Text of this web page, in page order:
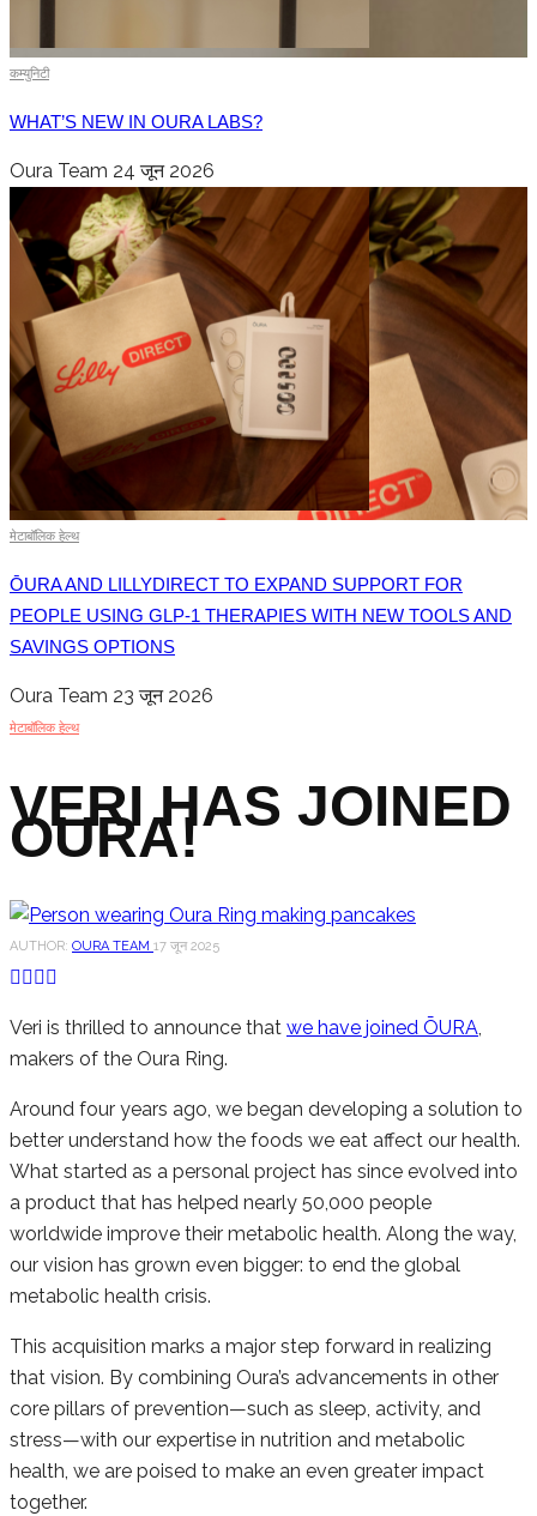
कम्युनिटी
WHAT’S NEW IN OURA LABS?
Oura Team 24 जून 2026
मेटाबॉलिक हेल्थ
ŌURA AND LILLYDIRECT TO EXPAND SUPPORT FOR
PEOPLE USING GLP-1 THERAPIES WITH NEW TOOLS AND
SAVINGS OPTIONS
Oura Team 23 जून 2026
मेटाबॉलिक हेल्थ
VERI HAS JOINED
OURA!
AUTHOR: OURA TEAM 17 जून 2025
Veri is thrilled to announce that we have joined ŌURA,
makers of the Oura Ring.
Around four years ago, we began developing a solution to
better understand how the foods we eat affect our health.
What started as a personal project has since evolved into
a product that has helped nearly 50,000 people
worldwide improve their metabolic health. Along the way,
our vision has grown even bigger: to end the global
metabolic health crisis.
This acquisition marks a major step forward in realizing
that vision. By combining Oura’s advancements in other
core pillars of prevention—such as sleep, activity, and
stress—with our expertise in nutrition and metabolic
health, we are poised to make an even greater impact
together.